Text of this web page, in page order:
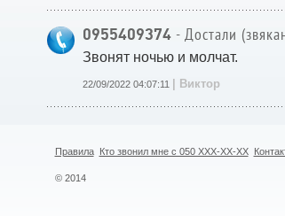
0955409374 - Достали
Звонят ночью и молчат.
22/09/2022 04:07:11 | Виктор
Правила Кто звонил мне с 050 XXX-XX-XX
© 2014